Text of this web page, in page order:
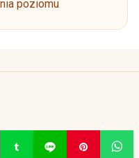
poziomu